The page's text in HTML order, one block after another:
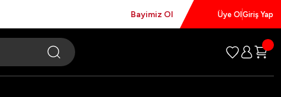
Bayimiz Ol Üye OlGiriş Yap